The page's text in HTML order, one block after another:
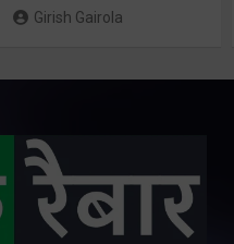
Girish Gairola